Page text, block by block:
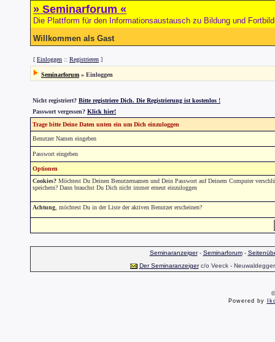
» Seminarforum «
Die Plattform für den Informationsaustausch zu Bildung und
Willkommen als Gast
[ Einloggen :: Registrieren ]
Seminarforum » Einloggen
Nicht registriert? Bitte registriere Dich. Die Registrierung ist kostenlos !
Passwort vergessen? Klick hier!
Trage bitte Deine Daten unten ein um Dich einzuloggen
Benutzer Namen eingeben
Passwort eingeben
Optionen
Cookies? Möchtest Du Deinen Benutzernamen und Dein Passwort auf Deinem Computer
speichern? Dann brauchst Du Dich nicht immer erneut einzuloggen
Achtung , möchtest Du in der Liste der aktiven Benutzer erscheinen?
Seminaranzeiger- Seminarforum-
Der Seminaranzeigerc/o Veeck -
Powered by